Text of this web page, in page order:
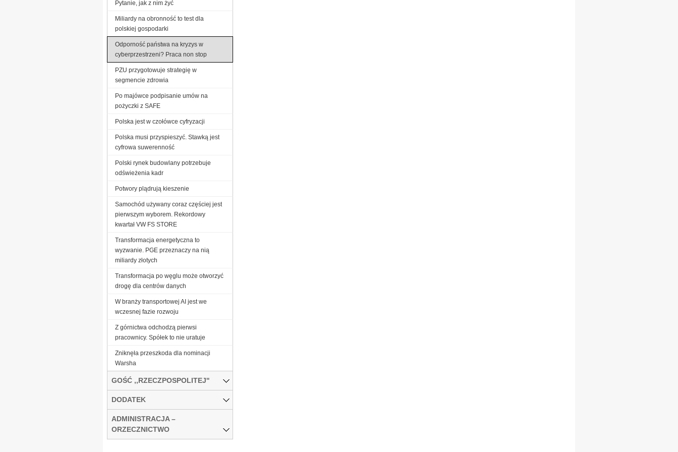
Pytanie, jak z nim żyć
Miliardy na obronność to test dla
polskiej gospodarki
Odporność państwa na kryzys w
cyberprzestrzeni? Praca non stop
PZU przygotowuje strategię w
segmencie zdrowia
Po majówce podpisanie umów na
pożyczki z SAFE
Polska jest w czołówce cyfryzacji
Polska musi przyspieszyć. Stawką jest
cyfrowa suwerenność
Polski rynek budowlany potrzebuje
odświeżenia kadr
Potwory plądrują kieszenie
Samochód używany coraz częściej jest
pierwszym wyborem. Rekordowy
kwartał VW FS STORE
Transformacja energetyczna to
wyzwanie. PGE przeznaczy na nią
miliardy złotych
Transformacja po węglu może otworzyć
drogę dla centrów danych
W branży transportowej AI jest we
wczesnej fazie rozwoju
Z górnictwa odchodzą pierwsi
pracownicy. Spółek to nie uratuje
Zniknęła przeszkoda dla nominacji
Warsha
GOŚĆ ,,RZECZPOSPOLITEJ''
DODATEK
ADMINISTRACJA –
ORZECZNICTWO